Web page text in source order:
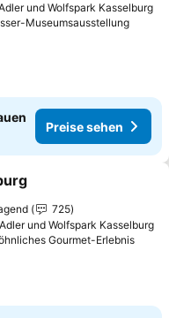
und Wolfspark Kasselburg
Museumsausstellung
Preise sehen
hinzufügen
725
und Wolfspark Kasselburg
Gourmet-Erlebnis